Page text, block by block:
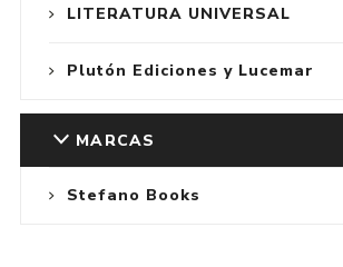
LITERATURA UNIVERSAL
Plutón Ediciones y Lucemar
MARCAS
Stefano Books